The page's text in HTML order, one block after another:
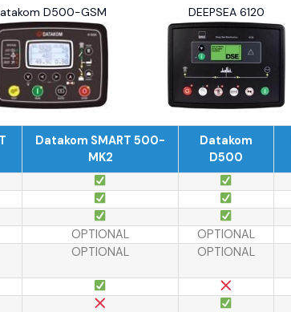
D500-GSM DEEPSEA 6120
Datakom SMART 500-
MK2
Datakom
D500
OPTIONAL OPTIONAL
OPTIONAL OPTIONAL